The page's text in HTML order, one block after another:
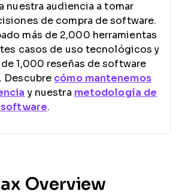
nuestra audiencia a tomar
de compra de software.
más de 2,000 herramientas
casos de uso tecnológicos y
1,000 reseñas de software
Descubre cómo mantenemos
y nuestra metodología de
.
Overview